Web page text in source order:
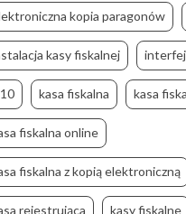
kopia paragonów
kasy fiskalnej
kasa fiskalna kasa
fiskalna online
fiskalna z kopią elektroniczną
rejestrująca kasy fiskalne